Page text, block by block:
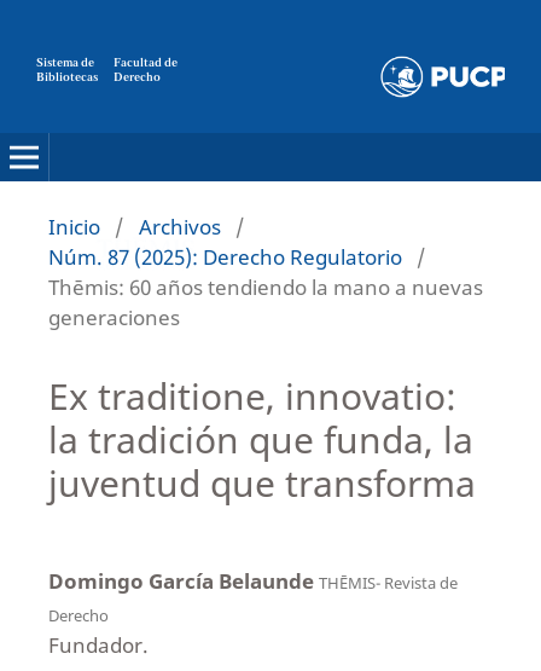
Sistema de
Bibliotecas
Facultad de
Derecho
Inicio / Archivos /
Núm. 87 (2025): Derecho Regulatorio /
Thēmis: 60 años tendiendo la mano a nuevas
generaciones
Ex traditione, innovatio:
la tradición que funda, la
juventud que transforma
Domingo García Belaunde THĒMIS- Revista de
Derecho
Fundador.